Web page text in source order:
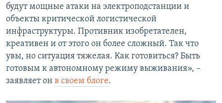
будут мощные атаки на электроподстанции и
объекты критической логистической
инфраструктуры. Противник изобретателен,
креативен и от этого он более сложный. Так что
увы, но ситуация тяжелая. Как готовиться? Быть
готовым к автономному режиму выживания», –
заявляет он в своем блоге.